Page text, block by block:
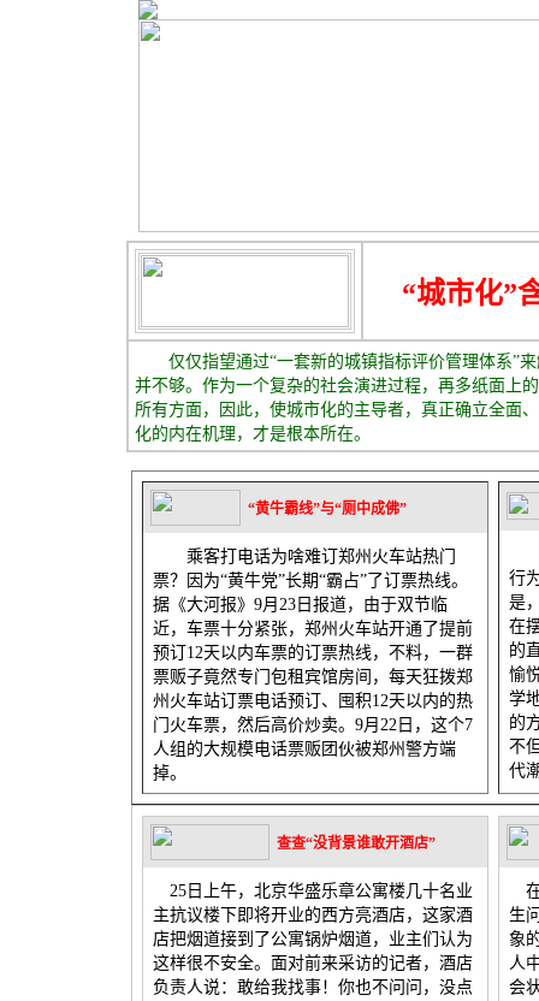
“城市化”
仅仅指望通过“一套新的城镇指标评价管理体系”来
并不够。作为一个复杂的社会演进过程，再多纸面上
所有方面，因此，使城市化的主导者，真正确立全面
化的内在机理，才是
“黄牛霸线”与“厕中成佛”
乘客打电话为啥难订郑州火车站热门
票？因为“黄牛党”长期“霸占”了订票热线。
据《大河报》9月23日报道，由于双节临
近，车票十分紧张，郑州火车站开通了提前
预订12天以内车票的订票热线，不料，一群
票贩子竟然专门包租宾馆房间，每天狂拨郑
州火车站订票电话预订、囤积12天以内的热
门火车票，然后高价炒卖。9月22日，这个7
人组的大规模电话票贩团伙被郑州警方端
掉。
行
是
在
的
愉
学
的
不
查查“没背景谁敢开酒店”
25日上午，北京华盛乐章公寓楼几十名业
主抗议楼下即将开业的西方亮酒店，这家酒
店把烟道接到了公寓锅炉烟道，业主们认为
这样很不安全。面对前来采访的记者，酒店
负责人说：敢给我找事！你也不问问，没点
在
生
象
人
会